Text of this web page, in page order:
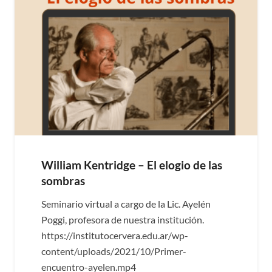
William Kentridge – El elogio de las
sombras
Seminario virtual a cargo de la Lic. Ayelén
Poggi, profesora de nuestra institución.
https://institutocervera.edu.ar/wp-
content/uploads/2021/10/Primer-
encuentro-ayelen.mp4